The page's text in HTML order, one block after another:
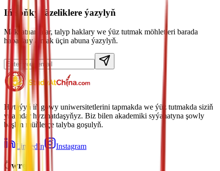
Iň soňky täzeliklere ýazylyň
Maksatnamalar, talyp haklary we ýüz tutmak möhletleri barada
habarlary almak üçin abuna ýazylyň.
Hytaýyň iň gowy uniwersitetlerini tapmakda we ýüz tutmakda siziň
ynamdar hyzmatdaşyňyz. Biz bilen akademiki syýahatyna şowly
başlan müňlerçe talyba goşulyň.
LinkedIn Instagram
Öwren